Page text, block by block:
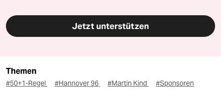
Jetzt unterstützen
Themen
#50+1-Regel #Hannover 96 #Martin Kind #Sponsoren